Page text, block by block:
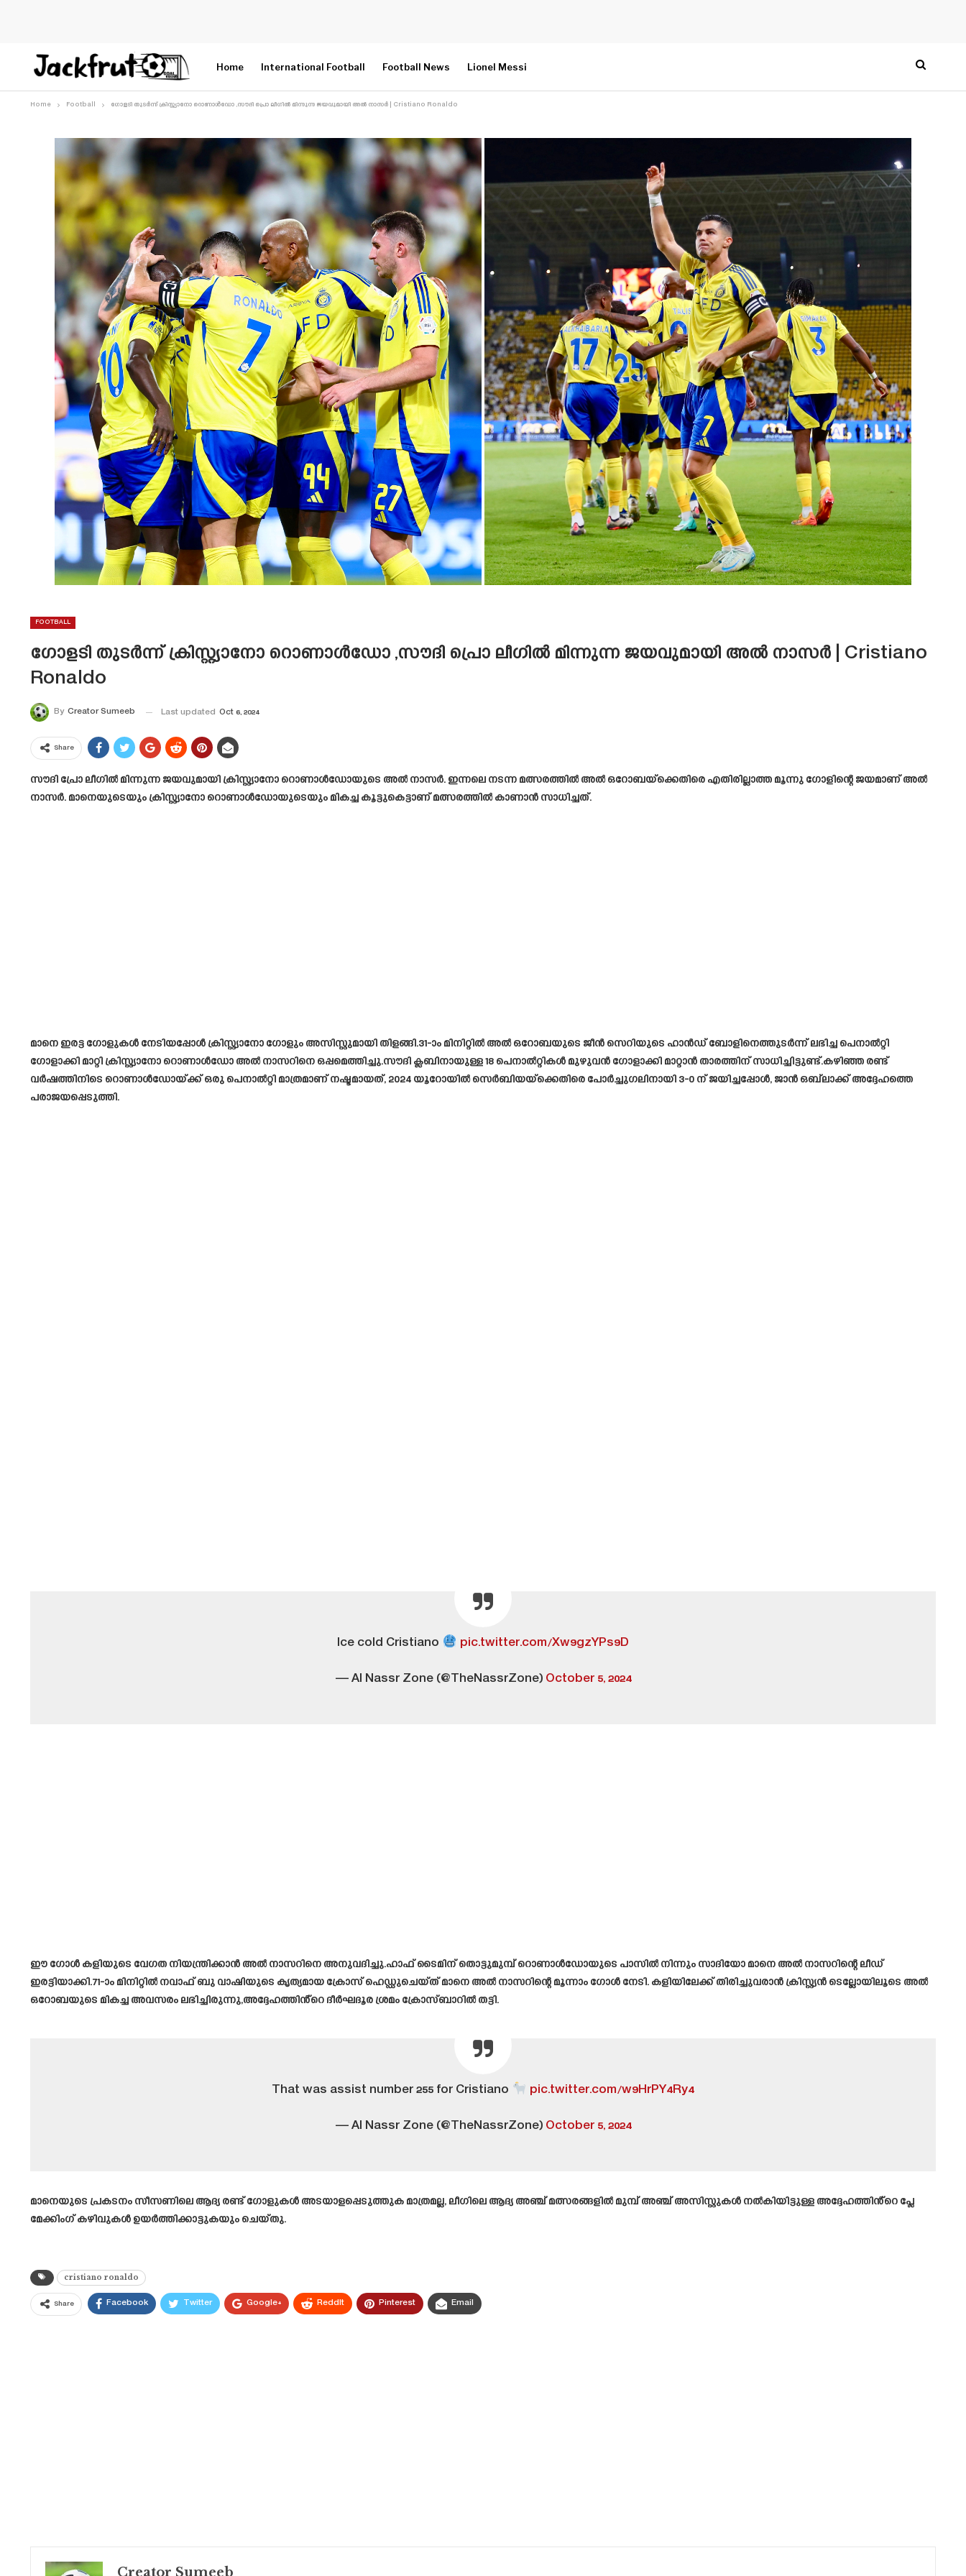
Home International Football Football News Lionel Messi
Home Football ഗോളടി തുടർന്ന് ക്രിസ്റ്റ്യാനോ റൊണാൾഡോ ,സൗദി പ്രൊ ലീഗിൽ മിന്നുന്ന ജയവുമായി അൽ നാസർ | Cristiano Ronaldo
FOOTBALL
ഗോളടി തുടർന്ന് ക്രിസ്റ്റ്യാനോ റൊണാൾഡോ ,സൗദി പ്രൊ ലീഗിൽ മിന്നുന്ന ജയവുമായി അൽ നാസർ | Cristiano
Ronaldo
By Creator Sumeeb Last updated Oct 6, 2024
Share
സൗദി പ്രോ ലീഗിൽ മിന്നുന്ന ജയവുമായി ക്രിസ്റ്റ്യാനോ റൊണാൾഡോയുടെ അൽ നാസർ. ഇന്നലെ നടന്ന മത്സരത്തിൽ അൽ ഒറോബയ്‌ക്കെതിരെ എതിരില്ലാത്ത മൂന്നു ഗോളിന്റെ ജയമാണ് അൽ
നാസർ. മാനെയുടെയും ക്രിസ്റ്റ്യാനോ റൊണാൾഡോയുടെയും മികച്ച കൂട്ടുകെട്ടാണ് മത്സരത്തിൽ കാണാൻ സാധിച്ചത്.
മാനെ ഇരട്ട ഗോളുകൾ നേടിയപ്പോൾ ക്രിസ്റ്റ്യാനോ ഗോളും അസിസ്റ്റുമായി തിളങ്ങി.31-ാം മിനിറ്റിൽ അൽ ഒറോബയുടെ ജീൻ സെറിയുടെ ഹാൻഡ് ബോളിനെത്തുടർന്ന് ലഭിച്ച പെനാൽറ്റി
ഗോളാക്കി മാറ്റി ക്രിസ്റ്റ്യാനോ റൊണാൾഡോ അൽ നാസറിനെ ഒപ്പമെത്തിച്ചു.സൗദി ക്ലബിനായുള്ള 18 പെനാൽറ്റികൾ മുഴുവൻ ഗോളാക്കി മാറ്റാൻ താരത്തിന് സാധിച്ചിട്ടുണ്ട്.കഴിഞ്ഞ രണ്ട്
വർഷത്തിനിടെ റൊണാൾഡോയ്ക്ക് ഒരു പെനാൽറ്റി മാത്രമാണ് നഷ്ടമായത്, 2024 യൂറോയിൽ സെർബിയയ്‌ക്കെതിരെ പോർച്ചുഗലിനായി 3-0 ന് ജയിച്ചപ്പോൾ, ജാൻ ഒബ്‌ലാക്ക് അദ്ദേഹത്തെ
പരാജയപ്പെടുത്തി.
Ice cold Cristiano pic.twitter.com/Xw9gzYPs9D
— Al Nassr Zone (@TheNassrZone) October 5, 2024
ഈ ഗോൾ കളിയുടെ വേഗത നിയന്ത്രിക്കാൻ അൽ നാസറിനെ അനുവദിച്ചു.ഹാഫ് ടൈമിന് തൊട്ടുമുമ്പ് റൊണാൾഡോയുടെ പാസിൽ നിന്നും സാദിയോ മാനെ അൽ നാസറിന്റെ ലീഡ്
ഇരട്ടിയാക്കി.71-ാം മിനിറ്റിൽ നവാഫ് ബു വാഷിയുടെ കൃത്യമായ ക്രോസ് ഹെഡ്ഡുചെയ്ത് മാനെ അൽ നാസറിന്റെ മൂന്നാം ഗോൾ നേടി. കളിയിലേക്ക് തിരിച്ചുവരാൻ ക്രിസ്റ്റ്യൻ ടെല്ലോയിലൂടെ അൽ
ഒറോബയുടെ മികച്ച അവസരം ലഭിച്ചിരുന്നു,അദ്ദേഹത്തിൻ്റെ ദീർഘദൂര ശ്രമം ക്രോസ്ബാറിൽ തട്ടി.
That was assist number 255 for Cristiano pic.twitter.com/w9HrPY4Ry4
— Al Nassr Zone (@TheNassrZone) October 5, 2024
മാനെയുടെ പ്രകടനം സീസണിലെ ആദ്യ രണ്ട് ഗോളുകൾ അടയാളപ്പെടുത്തുക മാത്രമല്ല, ലീഗിലെ ആദ്യ അഞ്ച് മത്സരങ്ങളിൽ മുമ്പ് അഞ്ച് അസിസ്റ്റുകൾ നൽകിയിട്ടുള്ള അദ്ദേഹത്തിൻ്റെ പ്ലേ
മേക്കിംഗ് കഴിവുകൾ ഉയർത്തിക്കാട്ടുകയും ചെയ്തു.
cristiano ronaldo
Share Facebook Twitter Google+ ReddIt Pinterest Email
Creator Sumeeb